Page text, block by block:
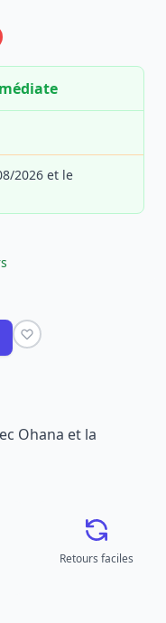
2026 et le
Ohana et la
Retours faciles